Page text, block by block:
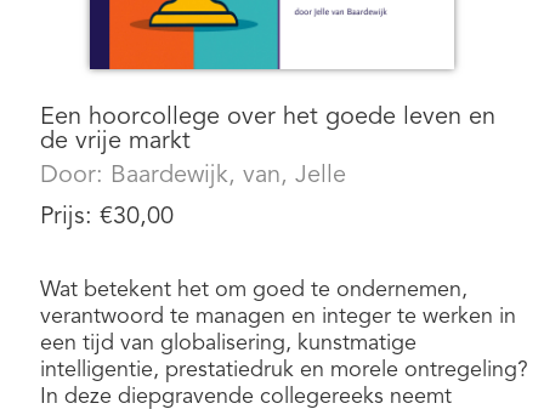
Een hoorcollege over het goede leven en
de vrije markt
Door: Baardewijk, van, Jelle
Prijs: €30,00
Wat betekent het om goed te ondernemen,
verantwoord te managen en integer te werken in
een tijd van globalisering, kunstmatige
intelligentie, prestatiedruk en morele ontregeling?
In deze diepgravende collegereeks neemt